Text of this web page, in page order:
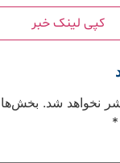
کپی لینک خبر
نخواهد شد.
*